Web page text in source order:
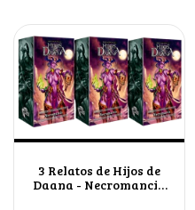
3 Relatos de Hijos de
Daana - Necromancia